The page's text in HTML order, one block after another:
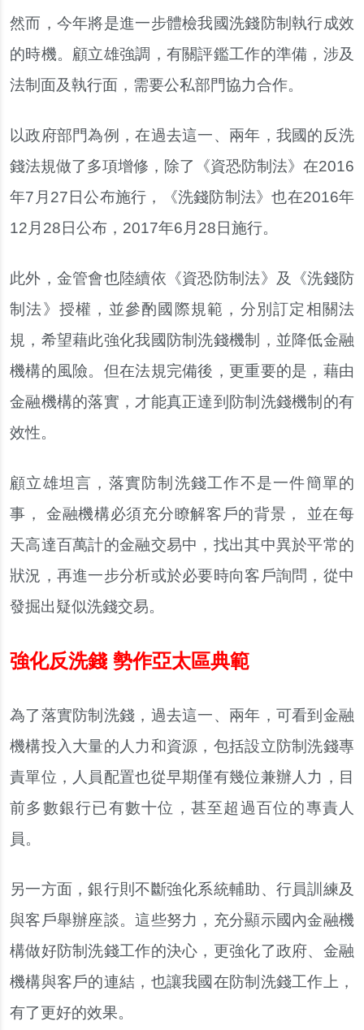
然而，今年將是進一步體檢我國洗錢防制執行成效
的時機。顧立雄強調，有關評鑑工作的準備，涉及
法制面及執行面，需要公私部門協力合作。
以政府部門為例，在過去這一、兩年，我國的反洗
錢法規做了多項增修，除了《資恐防制法》在2016
年7月27日公布施行，《洗錢防制法》也在2016年
12月28日公布，2017年6月28日施行。
此外，金管會也陸續依《資恐防制法》及《洗錢防
制法》授權，並參酌國際規範，分別訂定相關法
規，希望藉此強化我國防制洗錢機制，並降低金融
機構的風險。但在法規完備後，更重要的是，藉由
金融機構的落實，才能真正達到防制洗錢機制的有
效性。
顧立雄坦言，落實防制洗錢工作不是一件簡單的
事， 金融機構必須充分瞭解客戶的背景， 並在每
天高達百萬計的金融交易中，找出其中異於平常的
狀況，再進一步分析或於必要時向客戶詢問，從中
發掘出疑似洗錢交易。
強化反洗錢 勢作亞太區典範
為了落實防制洗錢，過去這一、兩年，可看到金融
機構投入大量的人力和資源，包括設立防制洗錢專
責單位，人員配置也從早期僅有幾位兼辦人力，目
前多數銀行已有數十位，甚至超過百位的專責人
員。
另一方面，銀行則不斷強化系統輔助、行員訓練及
與客戶舉辦座談。這些努力，充分顯示國內金融機
構做好防制洗錢工作的決心，更強化了政府、金融
機構與客戶的連結，也讓我國在防制洗錢工作上，
有了更好的效果。